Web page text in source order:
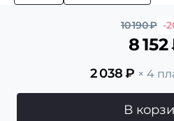
10 190₽ -
8 152
2 038₽ × 4
В